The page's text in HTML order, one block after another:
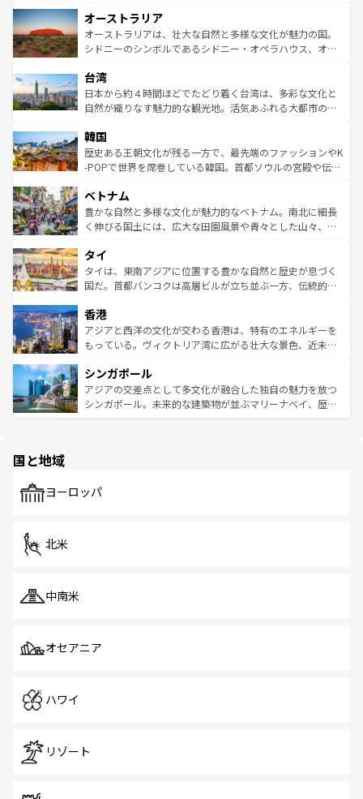
部のニューオーリンズでは、音楽と美食が融合した独特の
文化が魅力。旅行者はアメリカの各地域で異なる魅力を楽
しみながら、その多様性と豊かな歴史を感じることができ
ならではの贅沢な旅のスタイルだ。 なお、新着のアメリカ
情報はコンテンツ一覧を参照してほしい。
ワイ島は見逃せない。また、定番の観光地といえばオアフ
島だが、静かな自然を求めるならマウイ島やカウアイ島が
おすすめ。エメラルドグリーンに輝く海をはじめ、豊かな
れるおもてなしの心で訪れる人々を迎えてくれるハワイの
人々、おいしいローカルフードやハワイアンミュージッ
ク、伝統的なフラダンスなど、すべてがハワイの魅力を彩
ワイを、存分に味わってほしい。 なお、新着のハワイ情報
はコンテンツ一覧を参照してほしい。
オーストラリア
オーストラリアは、壮大な自然と多様な文化が魅力の国。
シドニーのシンボルであるシドニー・オペラハウス、オー
リアリーフや大陸中央部にそびえるウルル（エアーズロッ
ク）、タスマニアの美しい原生林やケアンズの熱帯雨林な
ど、見どころがたくさん。また、カフェやワイン、オージ
いる。アクティビティも充実しており、サーフィンやダイ
ビング、ハイキングなど、アウトドア好きにはたまらな
い。オーストラリアの多彩な魅力を存分に味わいつくそ
参照してほしい。
台湾
日本から約４時間ほどでたどり着く台湾は、多彩な文化と
自然が織りなす魅力的な観光地。活気あふれる大都市の台
ン）、静ひつな山岳地帯である台湾東部など、都市の喧騒
と山間の静けさが共存しており、訪れる人に新しい発見と
驚きをもたらしてくれる。また、奥深い台湾の食文化も魅
容にもいいと評判のスイーツなど、バラエティ豊かな料理
が味わえる。 なお、新着の台湾情報は コンテンツ一覧を参
照してほしい。
韓国
歴史ある王朝文化が残る一方で、最先端のファッションやK
-POPで世界を席巻している韓国。首都ソウルの宮殿や伝統
き、地方に足を延ばせば四季折々の自然美を楽しむことが
できる。そして、キムチや焼肉、絶品のストリートフード
まで、さまざまな韓国料理が待っている。夜には、韓国な
リティに包まれながら、韓国の多彩な魅力を心ゆくまで味
わってみてほしい。 なお、新着の韓国情報はコンテンツ一
覧を参照してほしい。
ベトナム
豊かな自然と多様な文化が魅力的なベトナム。南北に細長
く伸びる国土には、広大な田園風景や青々とした山々、世
急速な発展と共に伝統が息づく。ハノイの古い町並みやホ
ーチミン市のフランス統治時代の建物も、独特の雰囲気を
醸し出している。また、バラエティの豊かさとおいしさで
とつ。フォーやバインミー、ベトナムコーヒーなどは、ぜ
ひ現地で味わいたい。どの地域を訪れてもあたたかい人々
が旅行者を迎えてくれるので、きっと忘れられない旅にな
参照してほしい。
タイ
タイは、東南アジアに位置する豊かな自然と歴史が息づく
国だ。首都バンコクは高層ビルが立ち並ぶ一方、伝統的な
の活気が交差している。北部ではチェンマイなどの山岳地
帯で自然と触れ合い、南部ではプーケットやクラビの美し
いビーチでリゾート気分を楽しむことができる。タイ料理
激する。気候は一年中温暖で、どの季節にも異なる楽しみ
が待っている。親しみやすいタイの人々、仏教を中心とし
た文化、そして多様な観光資源が、訪れる旅人を魅了し続
香港
アジアと西洋の文化が交わる香港は、特有のエネルギーを
もっている。ヴィクトリア湾に広がる壮大な景色、近未来
み、どこを訪れても感動するはず。観光スポットが密集し
ており、効率よく見どころを回れるのも魅力。息をのむよ
うな絶景から文化的な体験まで、香港を存分に楽しみ尽く
シンガポール
アジアの交差点として多文化が融合した独自の魅力を放つ
シンガポール。未来的な建築物が並ぶマリーナベイ、歴史
で、ホーカーズは地元の風情を楽しめる外せないスポット
国と地域
ヨーロッパ
北米
中南米
オセアニア
ハワイ
リゾート